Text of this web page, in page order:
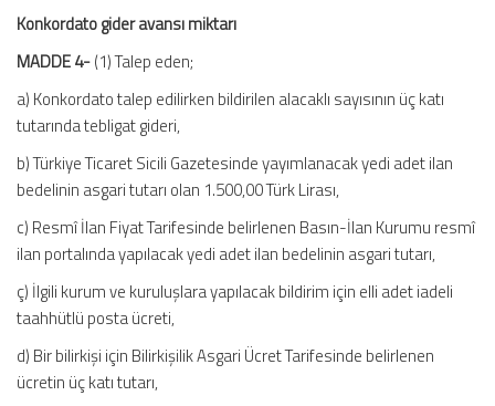
Konkordato gider avansı miktarı
MADDE 4-(1) Talep eden;
a) Konkordato talep edilirken bildirilen alacaklı sayısının üç katı
tutarında tebligat gideri,
b) Türkiye Ticaret Sicili Gazetesinde yayımlanacak yedi adet ilan
bedelinin asgari tutarı olan 1.500,00 Türk Lirası,
c) Resmî İlan Fiyat Tarifesinde belirlenen Basın-İlan Kurumu resmî
ilan portalında yapılacak yedi adet ilan bedelinin asgari tutarı,
ç) İlgili kurum ve kuruluşlara yapılacak bildirim için elli adet iadeli
taahhütlü posta ücreti,
d) Bir bilirkişi için Bilirkişilik Asgari Ücret Tarifesinde belirlenen
ücretin üç katı tutarı,